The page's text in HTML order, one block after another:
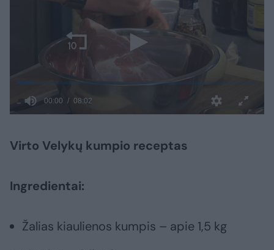
Virto Velykų kumpio receptas
Ingredientai:
Žalias kiaulienos kumpis – apie 1,5 kg